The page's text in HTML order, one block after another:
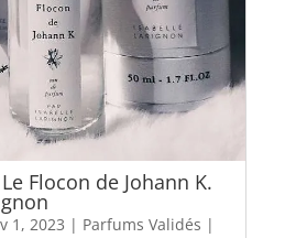
Flocon de Johann K.
1, 2023 | Parfums Validés |